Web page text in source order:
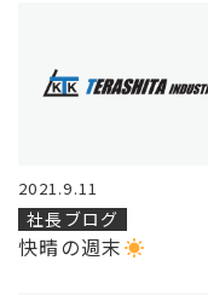
2021.9.11
社長ブログ
快晴の週末